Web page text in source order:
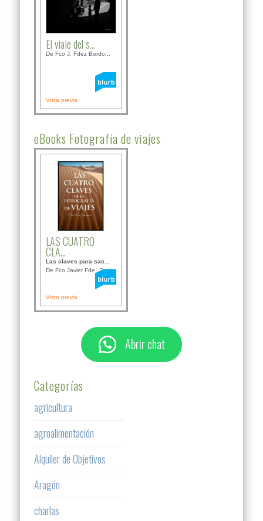
El viaje del s...
De Fco J. Fdez Bordo...
Vista previa
eBooks Fotografía de viajes
LAS CUATRO
CLA...
Las claves para sac...
De Fco Javier Fdez B...
Vista previa
Abrir chat
Categorías
agricultura
agroalimentación
Alquiler de Objetivos
Aragón
charlas